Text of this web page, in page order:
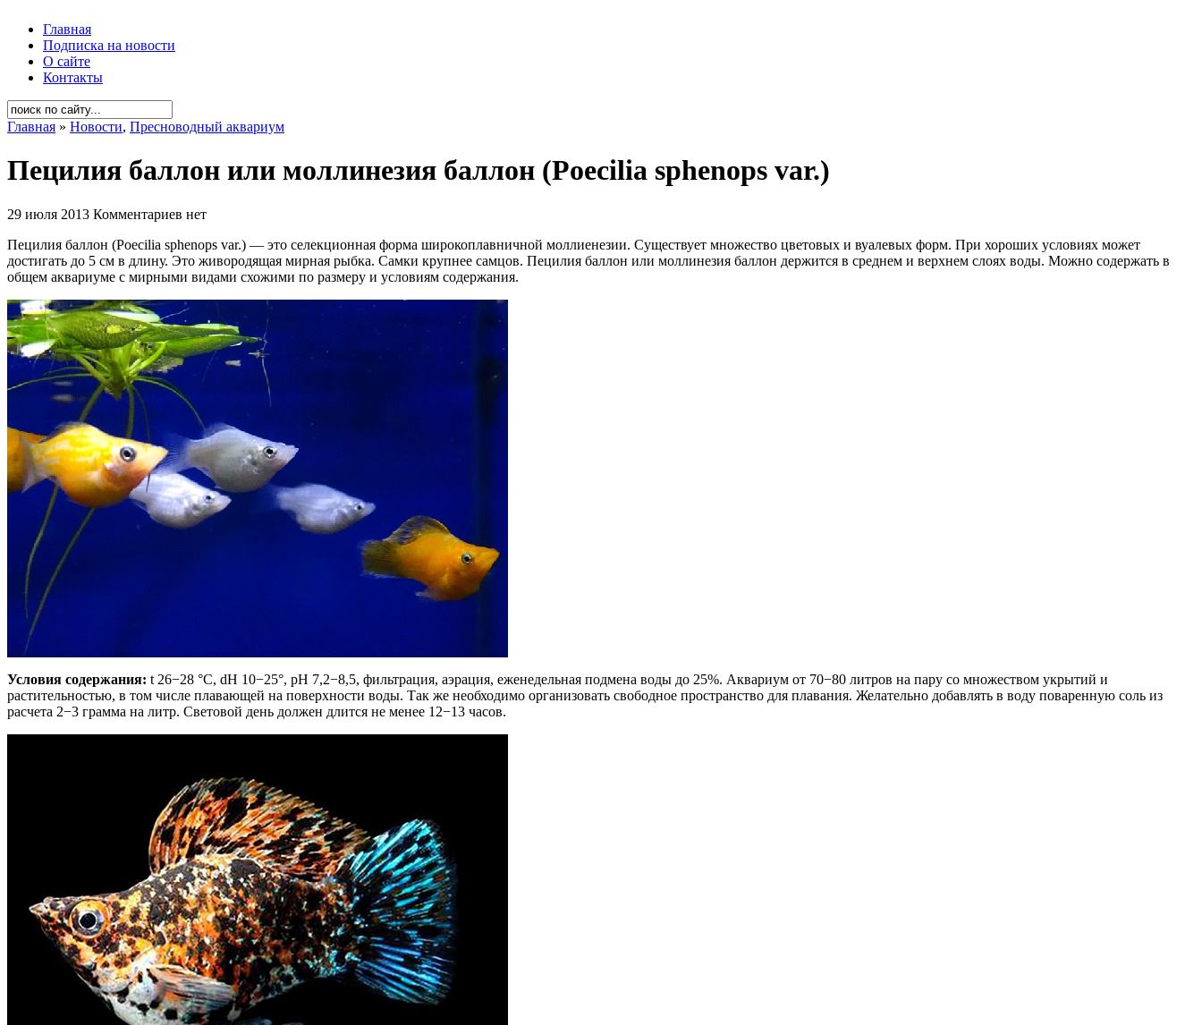
Главная
Подписка на новости
О сайте
Контакты
Главная » Новости, Пресноводный аквариум
Пецилия баллон или моллинезия баллон (Poecilia sphenops var.)
29 июля 2013 Комментариев нет
Пецилия баллон (Poecilia sphenops var.) — это селекционная форма широкоплавничной моллиенезии. Существует множество цветовых и вуалевых форм. При хороших условиях может
достигать до 5 см в длину. Это живородящая мирная рыбка. Самки крупнее самцов. Пецилия баллон или моллинезия баллон держится в среднем и верхнем слоях воды. Можно содержать в
общем аквариуме с мирными видами схожими по размеру и условиям содержания.
Условия содержания: t 26−28 °С, dH 10−25°, рН 7,2−8,5, фильтрация, аэрация, еженедельная подмена воды до 25%. Аквариум от 70−80 литров на пару со множеством укрытий и
растительностью, в том числе плавающей на поверхности воды. Так же необходимо организовать свободное пространство для плавания. Желательно добавлять в воду поваренную соль из
расчета 2−3 грамма на литр. Световой день должен длится не менее 12−13 часов.